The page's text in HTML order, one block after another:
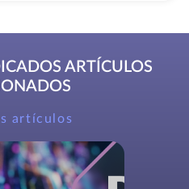
ARTÍCULOS
artículos